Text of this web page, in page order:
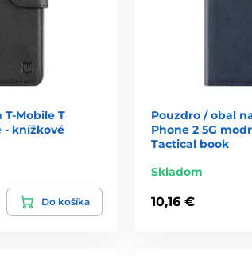
T-Mobile T
- knížkové
Do košíka
Pouzdro / obal
Phone 2 5G
Tactical book
Skladom
10,16 €